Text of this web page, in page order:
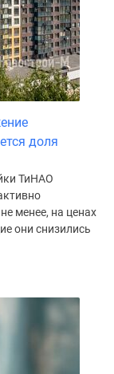
доля
ТиНАО
менее, на ценах
они снизились